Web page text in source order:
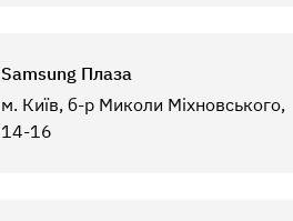
Samsung Плаза
м. Київ, б-р Миколи Міхновського,
14-16